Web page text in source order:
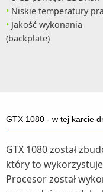
Niskie temperatury
Jakość wykonania
(backplate)
GTX 1080 - w tej karcie
GTX 1080 został
który to
Procesor został